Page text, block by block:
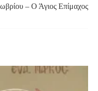
– Ο Άγιος Επίμαχος